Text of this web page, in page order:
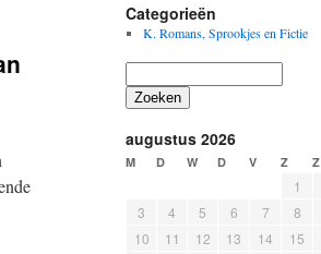
Categorieën
K. Romans, Sprookjes en Fictie
Zoeken
augustus 2026
M D W D V Z Z
1
3
4 5 6 7 8
10
11 12 13 14 15